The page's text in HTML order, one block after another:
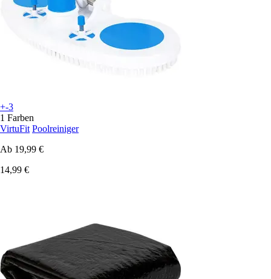
+-3
1 Farben
VirtuFit Poolreiniger
Ab 19,99 €
14,99 €